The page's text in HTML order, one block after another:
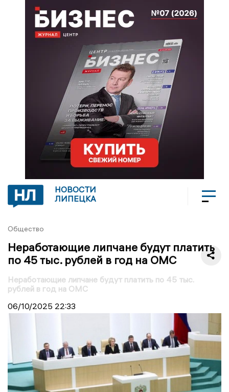
НОВОСТИ
ЛИПЕЦКА
Общество
Неработающие липчане будут платить
по 45 тыс. рублей в год на ОМС
Неработающие липчане будут платить по 45 тыс.
рублей в год на ОМС
06/10/2025 22:33